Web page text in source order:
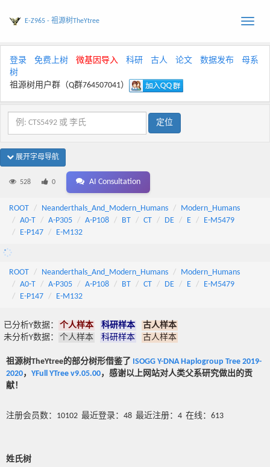
Toggle
E-Z965 - 祖源树TheYtree
登录 免费上树 微基因导入 科研 古人 论文 数据发布
母系
树
祖源树用户群（Q群764507041）
展开字母导航
528 0 AI Consultation
ROOT Neanderthals_And_Modern_Humans
Modern_Humans
A0-T
A-P305 A-P108 BT CT DE E
E-M5479
E-P147
E-M132
ROOT Neanderthals_And_Modern_Humans
Modern_Humans
A0-T
A-P305 A-P108 BT CT DE E
E-M5479
E-P147
E-M132
已分析Y数据： 个人样本 科研样本
古人样本
未分析Y数据：
个人样本 科研样本 古人样本
祖源树TheYtree的部分树形借鉴了 ISOGG Y-DNA Haplogroup Tree 2019-
2020， YFull YTree v9.05.00，感谢以上网站对人类父系研究做出的贡
献！
注册会员数：10102 最近登录：48 最近注册：4 在线：613
姓氏树